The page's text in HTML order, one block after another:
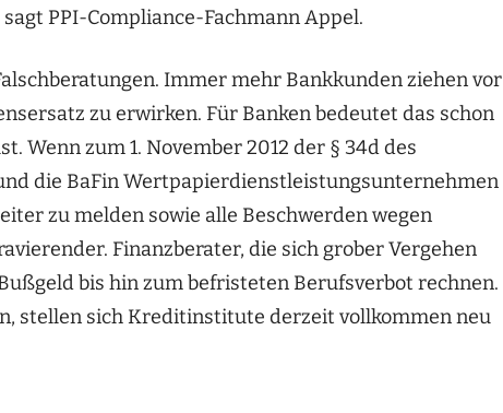
PPI-Compliance-Fachmann Appel.
Immer mehr Bankkunden ziehen vor
zu erwirken. Für Banken bedeutet das schon
Wenn zum 1. November 2012 der § 34d des
die BaFin Wertpapierdienstleistungsunternehmen
zu melden sowie alle Beschwerden wegen
Finanzberater, die sich grober Vergehen
bis hin zum befristeten Berufsverbot rechnen.
stellen sich Kreditinstitute derzeit vollkommen neu